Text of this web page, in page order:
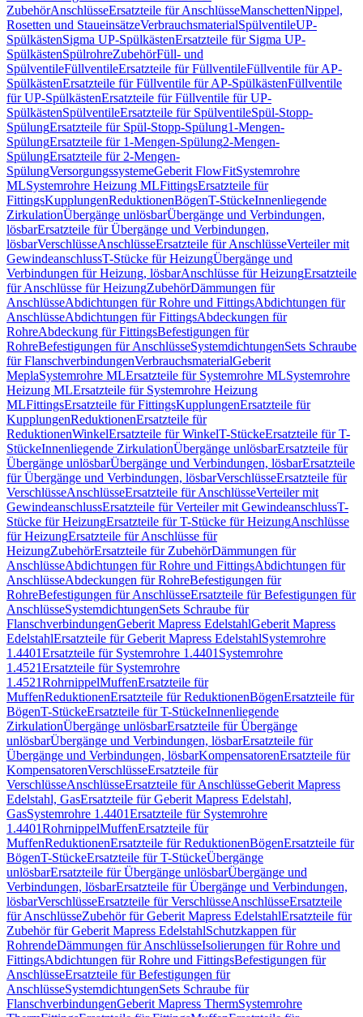
ZubehörAnschlüsseErsatzteile für AnschlüsseManschettenNippel,
Rosetten und StaueinsätzeVerbrauchsmaterialSpülventileUP-
SpülkästenSigma UP-SpülkästenErsatzteile für Sigma UP-
SpülkästenSpülrohreZubehörFüll- und
SpülventileFüllventileErsatzteile für FüllventileFüllventile für AP-
SpülkästenErsatzteile für Füllventile für AP-SpülkästenFüllventile
für UP-SpülkästenErsatzteile für Füllventile für UP-
SpülkästenSpülventileErsatzteile für SpülventileSpül-Stopp-
SpülungErsatzteile für Spül-Stopp-Spülung1-Mengen-
SpülungErsatzteile für 1-Mengen-Spülung2-Mengen-
SpülungErsatzteile für 2-Mengen-
SpülungVersorgungssystemeGeberit FlowFitSystemrohre
MLSystemrohre Heizung MLFittingsErsatzteile für
FittingsKupplungenReduktionenBögenT-StückeInnenliegende
ZirkulationÜbergänge unlösbarÜbergänge und Verbindungen,
lösbarErsatzteile für Übergänge und Verbindungen,
lösbarVerschlüsseAnschlüsseErsatzteile für AnschlüsseVerteiler mit
GewindeanschlussT-Stücke für HeizungÜbergänge und
Verbindungen für Heizung, lösbarAnschlüsse für HeizungErsatzteile
für Anschlüsse für HeizungZubehörDämmungen für
AnschlüsseAbdichtungen für Rohre und FittingsAbdichtungen für
AnschlüsseAbdichtungen für FittingsAbdeckungen für
RohreAbdeckung für FittingsBefestigungen für
RohreBefestigungen für AnschlüsseSystemdichtungenSets Schraube
für FlanschverbindungenVerbrauchsmaterialGeberit
MeplaSystemrohre MLErsatzteile für Systemrohre MLSystemrohre
Heizung MLErsatzteile für Systemrohre Heizung
MLFittingsErsatzteile für FittingsKupplungenErsatzteile für
KupplungenReduktionenErsatzteile für
ReduktionenWinkelErsatzteile für WinkelT-StückeErsatzteile für T-
StückeInnenliegende ZirkulationÜbergänge unlösbarErsatzteile für
Übergänge unlösbarÜbergänge und Verbindungen, lösbarErsatzteile
für Übergänge und Verbindungen, lösbarVerschlüsseErsatzteile für
VerschlüsseAnschlüsseErsatzteile für AnschlüsseVerteiler mit
GewindeanschlussErsatzteile für Verteiler mit GewindeanschlussT-
Stücke für HeizungErsatzteile für T-Stücke für HeizungAnschlüsse
für HeizungErsatzteile für Anschlüsse für
HeizungZubehörErsatzteile für ZubehörDämmungen für
AnschlüsseAbdichtungen für Rohre und FittingsAbdichtungen für
AnschlüsseAbdeckungen für RohreBefestigungen für
RohreBefestigungen für AnschlüsseErsatzteile für Befestigungen für
AnschlüsseSystemdichtungenSets Schraube für
FlanschverbindungenGeberit Mapress EdelstahlGeberit Mapress
EdelstahlErsatzteile für Geberit Mapress EdelstahlSystemrohre
1.4401Ersatzteile für Systemrohre 1.4401 Systemrohre
1.4521Ersatzteile für Systemrohre
1.4521RohrnippelMuffenErsatzteile für
MuffenReduktionenErsatzteile für ReduktionenBögenErsatzteile für
BögenT-StückeErsatzteile für T-StückeInnenliegende
ZirkulationÜbergänge unlösbarErsatzteile für Übergänge
unlösbarÜbergänge und Verbindungen, lösbarErsatzteile für
Übergänge und Verbindungen, lösbarKompensatorenErsatzteile für
KompensatorenVerschlüsseErsatzteile für
VerschlüsseAnschlüsseErsatzteile für AnschlüsseGeberit Mapress
Edelstahl, GasErsatzteile für Geberit Mapress Edelstahl,
GasSystemrohre 1.4401Ersatzteile für Systemrohre
1.4401RohrnippelMuffenErsatzteile für
MuffenReduktionenErsatzteile für ReduktionenBögenErsatzteile für
BögenT-StückeErsatzteile für T-StückeÜbergänge
unlösbarErsatzteile für Übergänge unlösbarÜbergänge und
Verbindungen, lösbarErsatzteile für Übergänge und Verbindungen,
lösbarVerschlüsseErsatzteile für VerschlüsseAnschlüsseErsatzteile
für AnschlüsseZubehör für Geberit Mapress EdelstahlErsatzteile für
Zubehör für Geberit Mapress EdelstahlSchutzkappen für
RohrendeDämmungen für AnschlüsseIsolierungen für Rohre und
FittingsAbdichtungen für Rohre und FittingsBefestigungen für
AnschlüsseErsatzteile für Befestigungen für
AnschlüsseSystemdichtungenSets Schraube für
FlanschverbindungenGeberit Mapress ThermSystemrohre